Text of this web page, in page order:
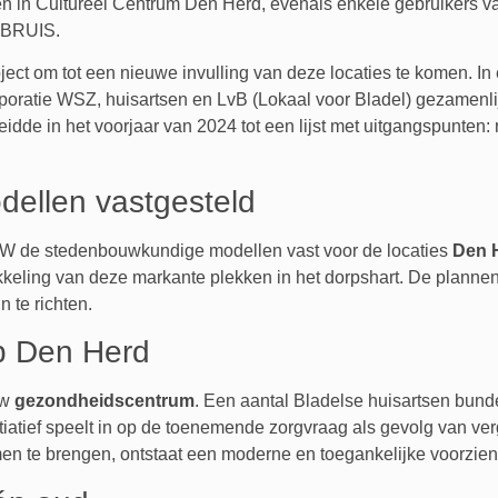
in Cultureel Centrum Den Herd, evenals enkele gebruikers
om tot een nieuwe invulling van deze locaties te komen.
WSZ, huisartsen en LvB (Lokaal voor Bladel)
in het voorjaar van 2024 tot een lijst met
vastgesteld
de stedenbouwkundige modellen vast voor de locaties Den
van deze markante plekken in het dorpshart. De
te richten.
Den Herd
gezondheidscentrum. Een aantal Bladelse huisartsen
speelt in op de toenemende zorgvraag als gevolg van
te brengen, ontstaat een moderne en toegankelijke